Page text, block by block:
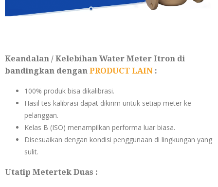
Keandalan / Kelebihan Water Meter Itron di
bandingkan dengan PRODUCT LAIN :
100% produk bisa dikalibrasi.
Hasil tes kalibrasi dapat dikirim untuk setiap meter ke
pelanggan.
Kelas B (ISO) menampilkan performa luar biasa.
Disesuaikan dengan kondisi penggunaan di lingkungan yang
sulit.
Utatip Metertek Duas :